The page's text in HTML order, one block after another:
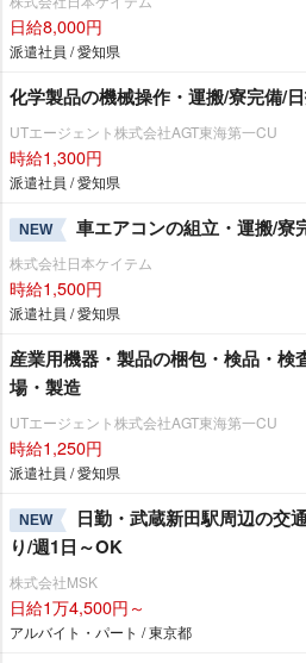
日給8,000円
派遣社員 / 愛知県
化学製品の機械操作・運搬/寮完備/
UTエージェント株式会社AGT東海第一CU
時給1,300円
派遣社員 / 愛知県
NEW 車エアコンの組立・運搬/寮
株式会社日本ケイテム
時給1,500円
派遣社員 / 愛知県
産業用機器・製品の梱包・検品・検
場・製造
UTエージェント株式会社AGT東海第一CU
時給1,250円
派遣社員 / 愛知県
NEW
日勤・武蔵新田駅周辺の交
り/週1日～OK
株式会社MSK
日給1万4,500円～
アルバイト・パート / 東京都